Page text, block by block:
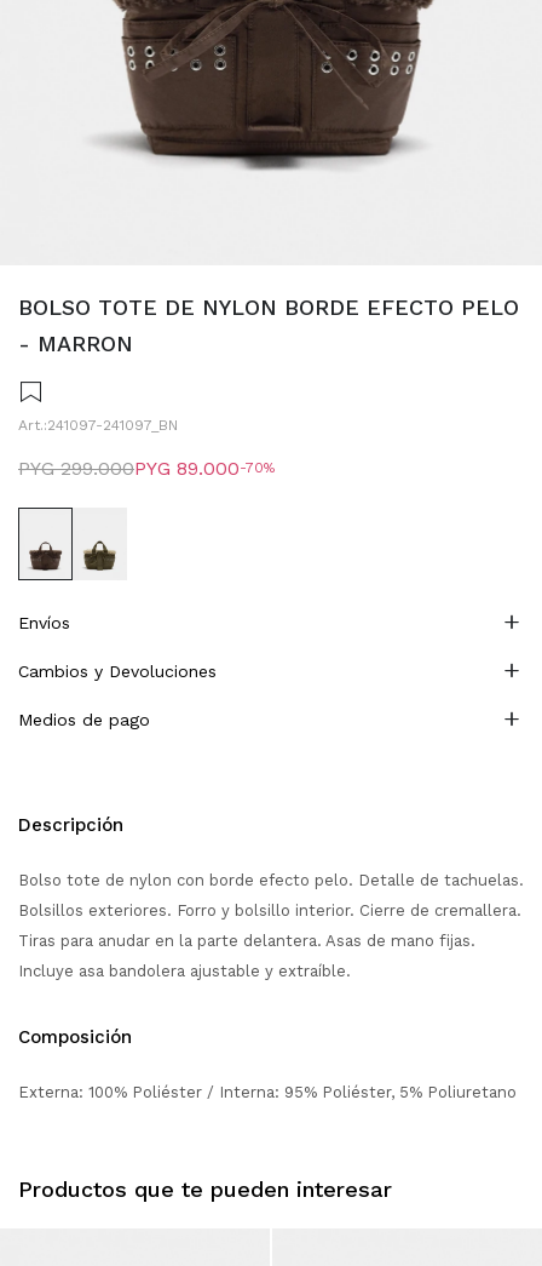
BOLSO TOTE DE NYLON BORDE EFECTO PELO
- MARRON
241097-241097_BN
PYG 89.000
PYG 299.000 70
Envíos
Cambios y Devoluciones
Medios de pago
Descripción
Bolso tote de nylon con borde efecto pelo. Detalle de tachuelas.
Bolsillos exteriores. Forro y bolsillo interior. Cierre de cremallera.
Tiras para anudar en la parte delantera. Asas de mano fijas.
Incluye asa bandolera ajustable y extraíble.
Composición
Externa: 100% Poliéster / Interna: 95% Poliéster, 5% Poliuretano
Productos que te pueden interesar